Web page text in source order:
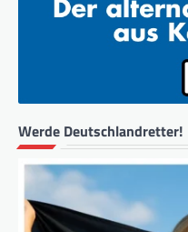
Werde Deutschlandretter!